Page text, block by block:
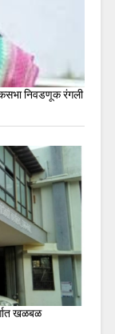
निवडणूक रंगली
खळबळ